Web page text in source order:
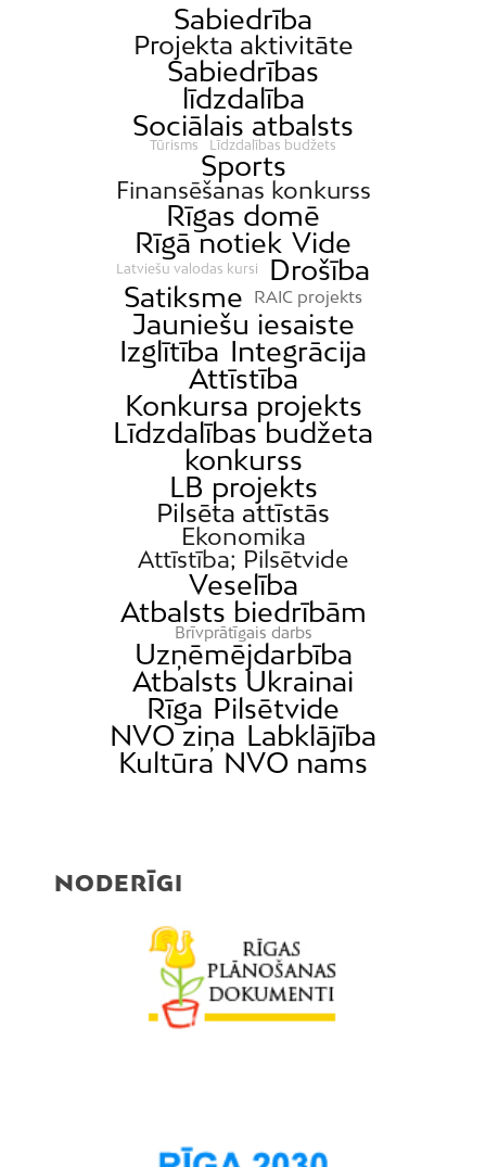
Sabiedrība
Projekta aktivitāte
Sabiedrības
līdzdalība
Sociālais atbalsts
Tūrisms Līdzdalības budžets
Sports
Finansēšanas konkurss
Rīgas domē
Rīgā notiek Vide
Latviešu valodas kursi
Drošība
Satiksme
RAIC projekts
Jauniešu iesaiste
Izglītība Integrācija
Attīstība
Konkursa projekts
Līdzdalības budžeta
konkurss
LB projekts
Pilsēta attīstās
Ekonomika
Attīstība; Pilsētvide
Veselība
Atbalsts biedrībām
Brīvprātīgais darbs
Uzņēmējdarbība
Atbalsts Ukrainai
Rīga Pilsētvide
NVO ziņa Labklājība
Kultūra NVO nams
NODERĪGI